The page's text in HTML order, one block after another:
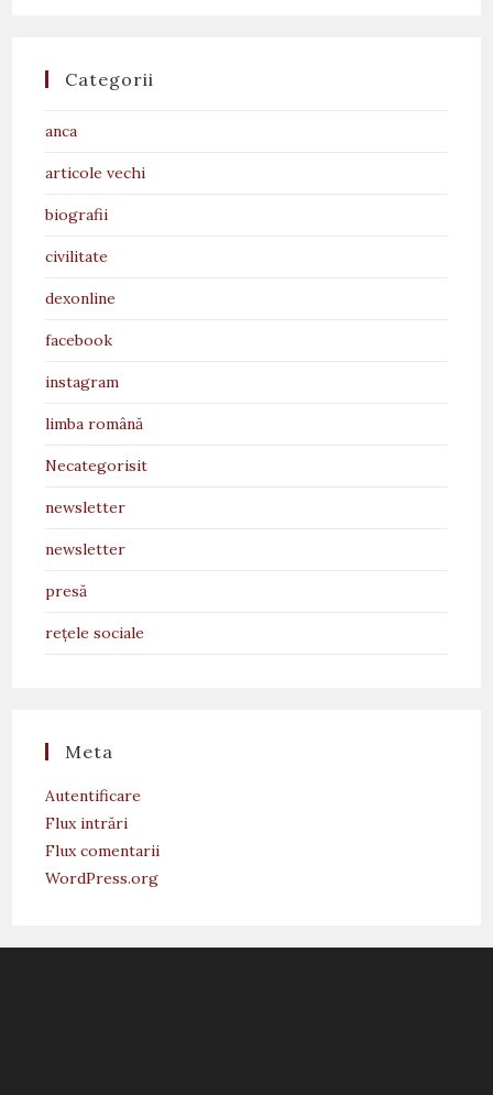
Categorii
anca
articole vechi
biografii
civilitate
dexonline
facebook
instagram
limba română
Necategorisit
newsletter
newsletter
presă
rețele sociale
Meta
Autentificare
Flux intrări
Flux comentarii
WordPress.org